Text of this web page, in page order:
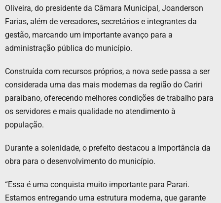
Oliveira, do presidente da Câmara Municipal, Joanderson
Farias, além de vereadores, secretários e integrantes da
gestão, marcando um importante avanço para a
administração pública do município.
Construída com recursos próprios, a nova sede passa a ser
considerada uma das mais modernas da região do Cariri
paraibano, oferecendo melhores condições de trabalho para
os servidores e mais qualidade no atendimento à
população.
Durante a solenidade, o prefeito destacou a importância da
obra para o desenvolvimento do município.
“Essa é uma conquista muito importante para Parari.
Estamos entregando uma estrutura moderna, que garante